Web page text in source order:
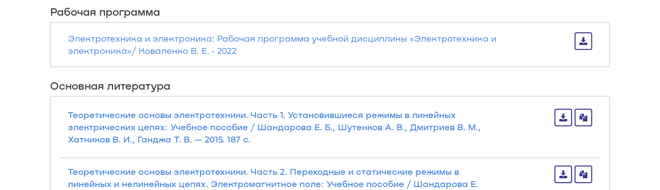
Рабочая программа
Электротехника и электроника: Рабочая программа учебной дисциплины «Электротехника и
электроника»/ Коваленко В. Е. ‐ 2022
Основная литература
Теоретические основы электротехники. Часть 1. Установившиеся режимы в линейных
электрических цепях: Учебное пособие / Шандарова Е. Б., Шутенков А. В., Дмитриев В. М.,
Хатников В. И., Ганджа Т. В. — 2015. 187 с.
Теоретические основы электротехники. Часть 2. Переходные и статические режимы в
линейных и нелинейных цепях. Электромагнитное поле: Учебное пособие / Шандарова Е.